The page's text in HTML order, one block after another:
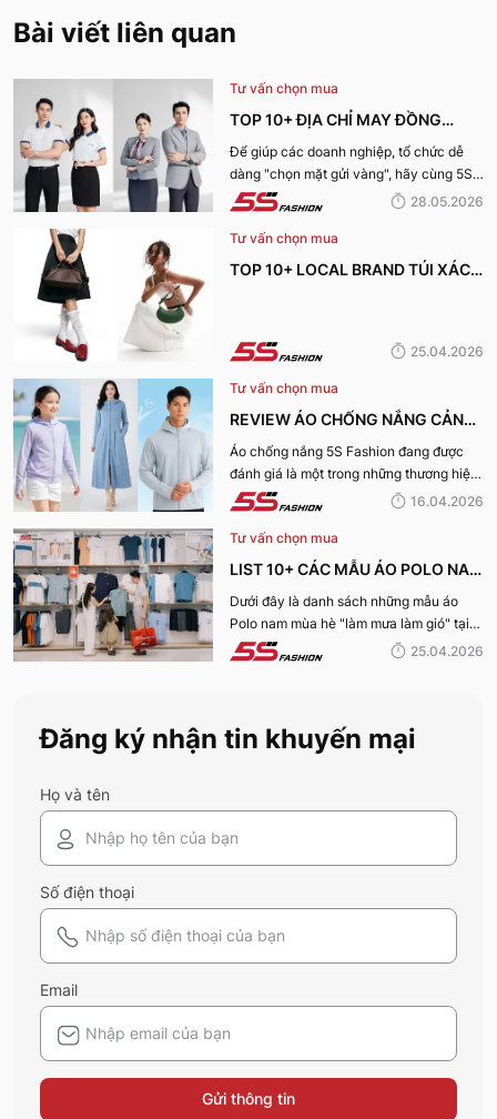
Bài viết liên quan
Tư vấn chọn mua
TOP 10+ ĐỊA CHỈ MAY ĐỒNG
PHỤC CÔNG TY ĐẸP, UY TÍN
NHẤT HIỆN NAY
Để giúp các doanh nghiệp, tổ chức dễ
dàng "chọn mặt gửi vàng", hãy cùng 5S
Fashion tìm hiểu những địa chỉ may đồng
phục công ty uy tín, chất lượng và nhận
được nhiều đánh giá tích cực nhất hiện
nay.
28.05.2026
Tư vấn chọn mua
TOP 10+ LOCAL BRAND TÚI XÁCH
25.04.2026
Tư vấn chọn mua
REVIEW ÁO CHỐNG NẮNG CẢN
TIA UV, CHỐNG NẮNG TỐT NHẤT
CỦA 5S FASHION 2026
Áo chống nắng 5S Fashion đang được
đánh giá là một trong những thương hiệu
áo đáng mua hàng đầu hiện nay. Vậy
mẫu áo này có gì? Vì sao lại được đánh
giá tích cực đến vậy? Cùng đi hết bài
viết nhé!
16.04.2026
Tư vấn chọn mua
LIST 10+ CÁC MẪU ÁO POLO NAM
MÙA HÈ BÁN CHẠY NHẤT CỦA 5S
FASHION 2026
Dưới đây là danh sách những mẫu áo
Polo nam mùa hè "làm mưa làm gió" tại
hệ thống 5S Fashion mà bất kỳ quý ông
nào cũng nên sở hữu trong tủ đồ mùa hè
25.04.2026
Đăng ký nhận tin khuyến mại
Họ và tên
Số điện thoại
Email
Gửi thông tin